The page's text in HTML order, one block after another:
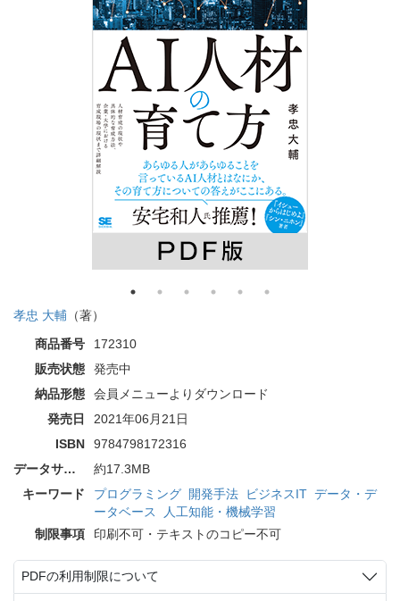
孝忠 大輔 （著）
商品番号
172310
販売状態
発売中
納品形態
会員メニューよりダウンロード
発売日
2021年06月21日
ISBN
9784798172316
データサイズ
約17.3MB
キーワード
プログラミング 開発手法 ビジネスIT データ・デ
ータベース
人工知能・機械学習
制限事項
印刷不可・テキストのコピー不可
PDFの利用制限について